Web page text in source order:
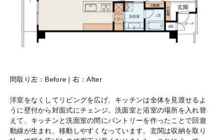
間取り左：Before | 右：After
洋室をなくしてリビングを広げ、キッチンは全体を見渡せるよ
うに壁付から対面式にチェンジ。洗面室と浴室の場所を入れ替
えて、キッチンと洗面室の間にパントリーを作ったことで回遊
動線が生まれ、移動しやすくなっています。玄関は収納を取り